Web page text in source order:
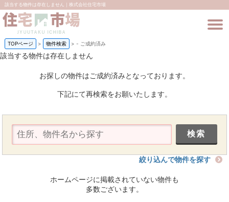
該当する物件は存在しません｜株式会社住宅市場
TOPページ > 物件検索 > - ご成約済み
該当する物件は存在しません
お探しの物件はご成約済みとなっております。
下記にて再検索をお願いたします。
絞り込んで物件を探す
ホームページに掲載されていない物件も
多数ございます。